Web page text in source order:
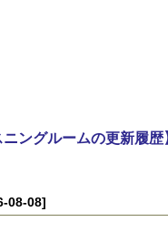
ニングルームの更新履歴
08-08]